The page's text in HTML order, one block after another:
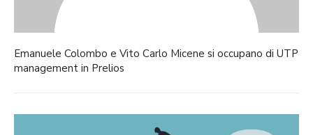
Emanuele Colombo e Vito Carlo Micene si occupano di UTP
management in Prelios